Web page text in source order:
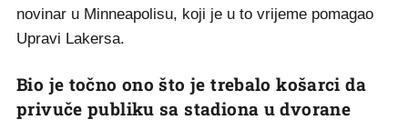
novinar u Minneapolisu, koji je u to vrijeme pomagao
Upravi Lakersa.
Bio je točno ono što je trebalo košarci da
privuče publiku sa stadiona u dvorane